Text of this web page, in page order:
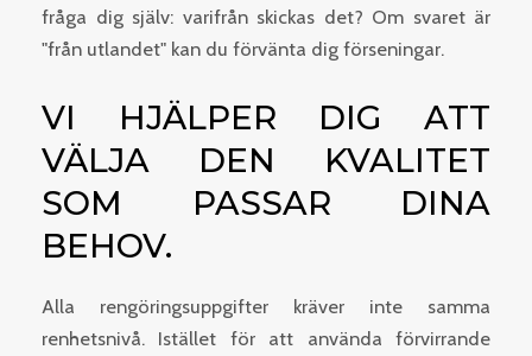
fråga dig själv: varifrån skickas det? Om svaret är
"från utlandet" kan du förvänta dig förseningar.
VI HJÄLPER DIG ATT
VÄLJA DEN KVALITET
SOM PASSAR DINA
BEHOV.
Alla rengöringsuppgifter kräver inte samma
renhetsnivå. Istället för att använda förvirrande